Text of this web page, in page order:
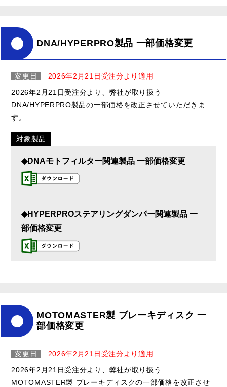
DNA/HYPERPRO製品 一部価格変更
変更日
2026年2月21日受注分より適用
2026年2月21日受注分より、弊社が取り扱う
DNA/HYPERPRO製品の一部価格を改正させていただきま
す。
対象製品
◆DNAモトフィルター関連製品 一部価格変更
◆HYPERPROステアリングダンパー関連製品 一
部価格変更
MOTOMASTER製 ブレーキディスク 一
部価格変更
変更日
2026年2月21日受注分より適用
2026年2月21日受注分より、弊社が取り扱う
MOTOMASTER製 ブレーキディスクの一部価格を改正させ